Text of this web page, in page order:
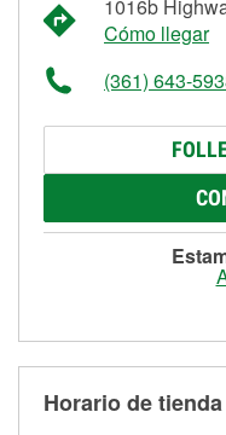
1016b
Cómo llegar
(361) 643-
Horario de tienda